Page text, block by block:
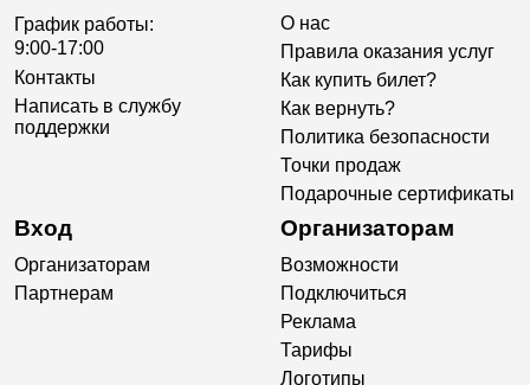
График работы:
9:00-17:00
Контакты
Написать в службу
поддержки
О нас
Правила оказания услуг
Как купить билет?
Как вернуть?
Политика безопасности
Точки продаж
Подарочные сертификаты
Вход
Организаторам
Партнерам
Организаторам
Возможности
Подключиться
Реклама
Тарифы
Логотипы